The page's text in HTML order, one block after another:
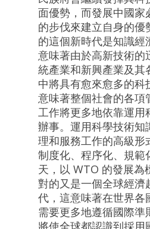
面優勢，而發展中國家
的步伐來建立自身的優
的這個新時代是知識經
意味著由於高新技術的
統產業和新興產業及其
中將具有愈來愈多的科
意味著整個社會的各項
工作將更多地依靠運用
辦事。運用科學技術知
理和服務工作的高級形
制度化、程序化、規範
天，以 WTO 的發展為
對的又是一個全球經濟
代，這意味著在世界各
需要更多地遵循國際準
將使全球都認識到採用